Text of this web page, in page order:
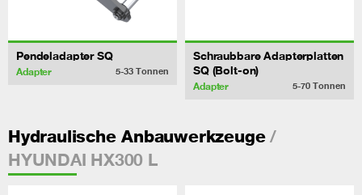
Pendeladapter SQ
Adapter 5-33 Tonnen
Schraubbare Adapterplatten
SQ (Bolt-on)
Adapter 5-70 Tonnen
Hydraulische Anbauwerkzeuge/
HYUNDAI HX300 L